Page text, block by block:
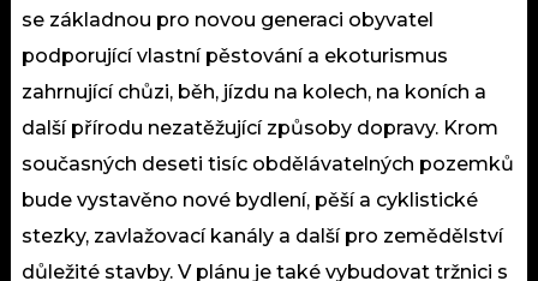
se základnou pro novou generaci obyvatel
podporující vlastní pěstování a ekoturismus
zahrnující chůzi, běh, jízdu na kolech, na koních a
další přírodu nezatěžující způsoby dopravy. Krom
současných deseti tisíc obdělávatelných pozemků
bude vystavěno nové bydlení, pěší a cyklistické
stezky, zavlažovací kanály a další pro zemědělství
důležité stavby. V plánu je také vybudovat tržnici s